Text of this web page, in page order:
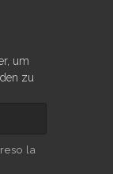
um
zu
la